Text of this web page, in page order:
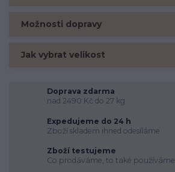
Možnosti dopravy
Jak vybrat velikost
Doprava zdarma
nad 2490 Kč do 27 kg
Expedujeme do 24 h
Zboží skladem ihned odesíláme
Zboží testujeme
Co prodáváme, to také používáme